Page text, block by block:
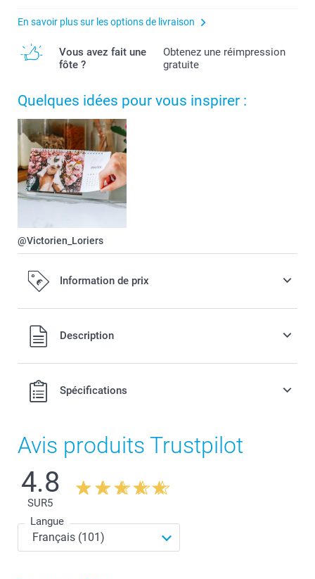
En savoir plus sur les options de livraison
Vous avez fait une
fôte ?
Obtenez une réimpression
gratuite
Quelques idées pour vous inspirer :
@Victorien_Loriers
Information de prix
Tous les prix sont en EURO (€), TVA incluse et hors frais de
port.
Description
Spécifications
Avis produits Trustpilot
4.8
SUR5
Langue